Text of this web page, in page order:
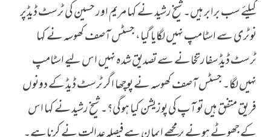
کیلئے سب برابر ہیں۔ شیخ رشید نے کہا مریم اور حسین کی ٹرسٹ ڈیڈپر
نوٹری سے اسٹامپ نہیں لگایا گیا، جسٹس آصف کھوسہ نے کہا
ٹرسٹ ڈیڈ سفارتخانے سے تصدیق شدہ نہیں اس لیے اسٹامپ
نہیں لگا۔ جسٹس آصف کھوسہ نے پوچھا اگر ٹرسٹ ڈیڈ کے دونوں
فریق متفق ہیں تو آپ کی پوزیشن کیا ہوگی؟۔ شیخ رشید نے کہا اس